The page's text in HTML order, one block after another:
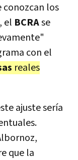
conozcan los
el BCRAse
con el
reales
ajuste sería
que la